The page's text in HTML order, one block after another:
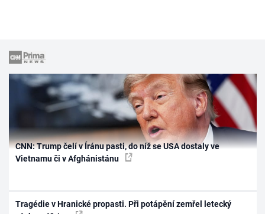
CNN: Trump čelí v Íránu pasti, do níž se USA dostaly ve
Vietnamu či v Afghánistánu
Tragédie v Hranické propasti. Při potápění zemřel letecký